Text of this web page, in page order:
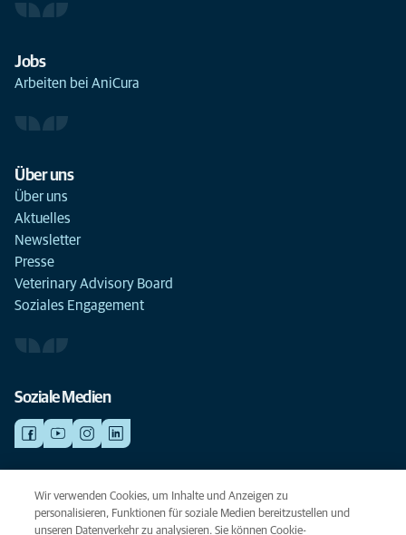
Jobs
Arbeiten bei AniCura
Über uns
Über uns
Aktuelles
Newsletter
Presse
Veterinary Advisory Board
Soziales Engagement
Soziale Medien
NOTDIENSTE
Finden Sie hier Standorte mit Notfall-Service. Weil Ihr Tier die beste
Versorgung verdient.
Wir verwenden Cookies, um Inhalte und Anzeigen zu
personalisieren, Funktionen für soziale Medien bereitzustellen und
unseren Datenverkehr zu analysieren. Sie können Cookie-